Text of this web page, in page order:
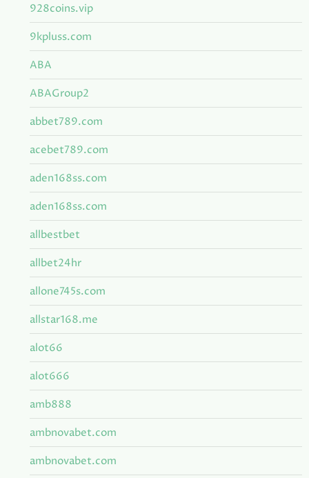
928coins.vip
9kpluss.com
ABA
ABAGroup2
abbet789.com
acebet789.com
aden168ss.com
aden168ss.com
allbestbet
allbet24hr
allone745s.com
allstar168.me
alot66
alot666
amb888
ambnovabet.com
ambnovabet.com